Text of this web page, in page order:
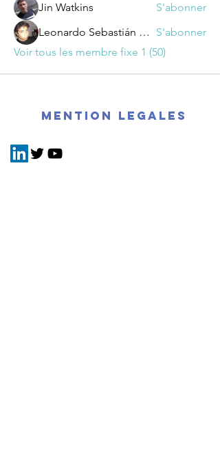
Jin Watkins
S'abonner
Leonardo Sebastián Auza
S'abonner
Voir tous les membre fixe 1 (50)
mention legales